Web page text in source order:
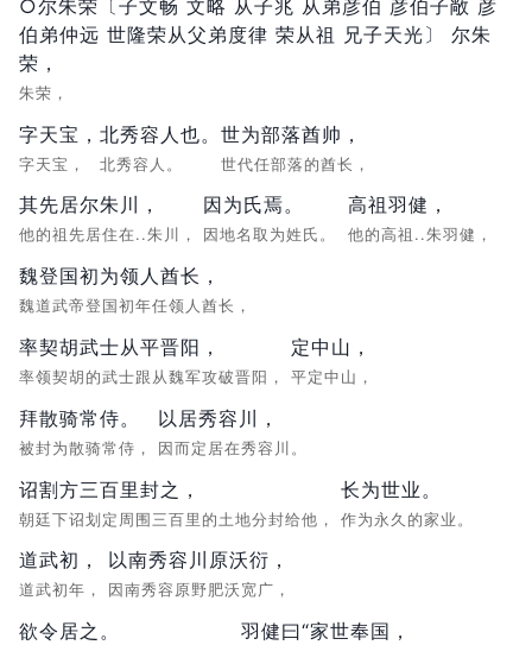
○尔朱荣〔子文畅 文略 从子兆 从弟彦伯 彦伯子敞 彦
伯弟仲远 世隆荣从父弟度律 荣从祖 兄子天光〕 尔朱
荣，
朱荣，
字天宝，
字天宝，
北秀容人也。
北秀容人。
世为部落酋帅，
世代任部落的酋长，
其先居尔朱川，
他的祖先居住在..朱川，
因为氏焉。
因地名取为姓氏。
高祖羽健，
他的高祖..朱羽健，
魏登国初为领人酋长，
魏道武帝登国初年任领人酋长，
率契胡武士从平晋阳，
率领契胡的武士跟从魏军攻破晋阳，
定中山，
平定中山，
拜散骑常侍。
被封为散骑常侍，
以居秀容川，
因而定居在秀容川。
诏割方三百里封之，
朝廷下诏划定周围三百里的土地分封给他，
长为世业。
作为永久的家业。
道武初，
道武初年，
以南秀容川原沃衍，
因南秀容原野肥沃宽广，
欲令居之。 羽健曰“家世奉国，